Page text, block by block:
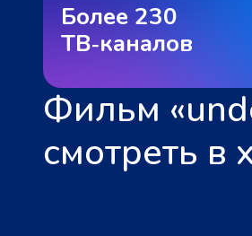
Более 230
ТВ‑каналов
Фильм
смотреть в